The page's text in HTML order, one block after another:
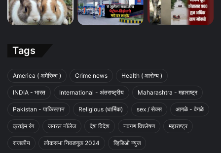
Tags
America ( अमेरिका ) Crime news Health ( आरोग्य )
INDIA - भारत International - अंतराष्ट्रीय Maharashtra - महाराष्ट्र
Pakistan - पाकिस्तान Religious (धार्मिक) sex / सेक्स आगळे - वेगळे
क्राईम रंग जनरल नॉलेज देश विदेश नवगण विश्लेषण महाराष्ट्र
राजकीय लोकसभा निवडणूक 2024 व्हिडिओ न्युज